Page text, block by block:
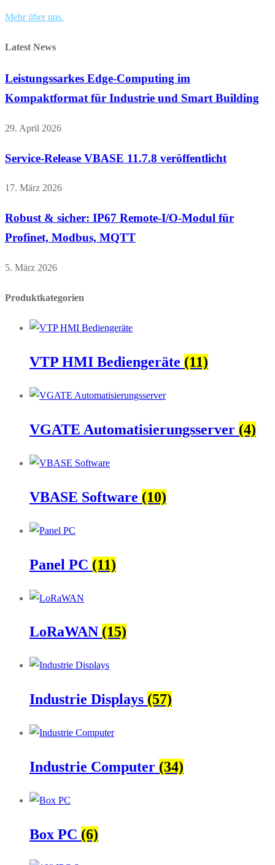
Mehr über uns.
Latest News
Leistungssarkes Edge-Computing im
Kompaktformat für Industrie und Smart Building
29. April 2026
Service-Release VBASE 11.7.8 veröffentlicht
17. März 2026
Robust & sicher: IP67 Remote-I/O-Modul für
Profinet, Modbus, MQTT
5. März 2026
Produktkategorien
VTP HMI Bediengeräte (11)
VGATE Automatisierungsserver (4)
VBASE Software (10)
Panel PC (11)
LoRaWAN (15)
Industrie Displays (57)
Industrie Computer (34)
Box PC (6)